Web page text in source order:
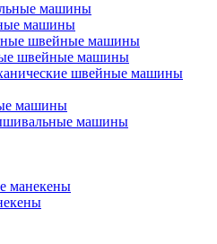
машины
машины
швейные машины
швейные машины
швейные машины
машины
машины
манекены